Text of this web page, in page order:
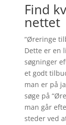
Find
nettet
“Øreringe
Dette er en
søgninger
et godt
man er på
søge på
man går
steder ved